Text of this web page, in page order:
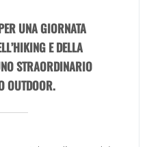
UNA GIORNATA
E DELLA
STRAORDINARIO
OUTDOOR.